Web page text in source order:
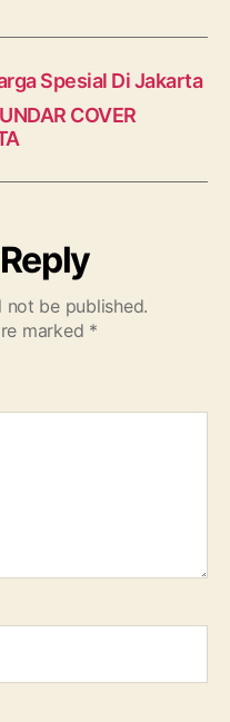
Spesial Di Jakarta
COVER
not be published.
marked *